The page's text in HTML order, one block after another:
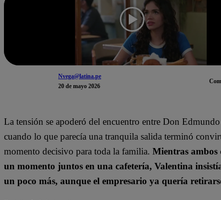
Nvega@latina.pe
20 de mayo 2026
La tensión se apoderó del encuentro entre Don
cuando lo que parecía una tranquila salida terminó
momento decisivo para toda la familia. Mientras
un momento juntos en una cafetería, Valentina
un poco más, aunque el empresario ya quería